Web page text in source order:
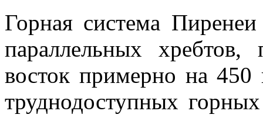
Горная система Пиренеи
параллельных
восток примерно на
труднодоступных